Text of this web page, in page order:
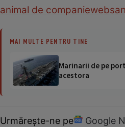
animal de companieweb
MAI MULTE PENTRU TINE
Marinarii de pe
acestora
Urmărește-ne pe Google